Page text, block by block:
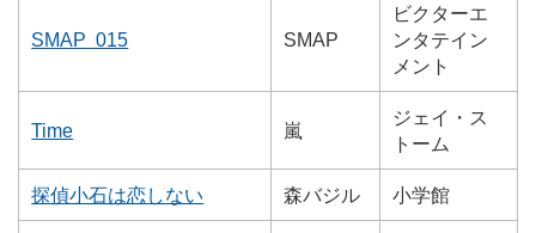
SMAP 015 SMAP
ビクターエ
ンタテイン
メント
Time 嵐
ジェイ・ス
トーム
探偵小石は恋しない 森バジル 小学館